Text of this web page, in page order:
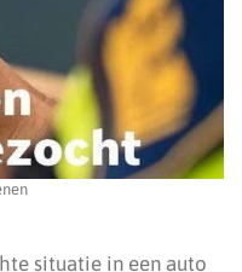
situatie in een auto